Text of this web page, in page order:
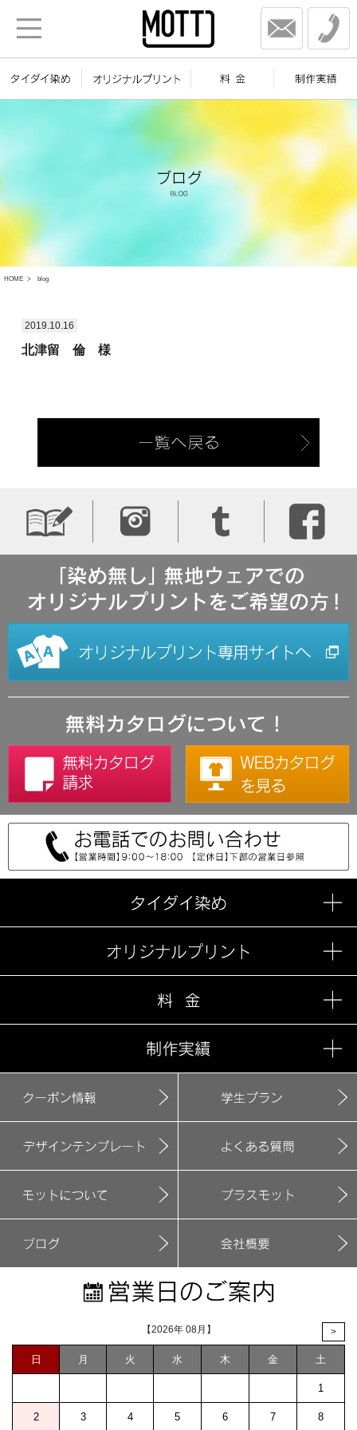
HOME blog
2019.10.16
北津留 倫 様
【2026年 08月】 >
日 月 火 水 木 金 土
1
2 3 4 5 6 7 8